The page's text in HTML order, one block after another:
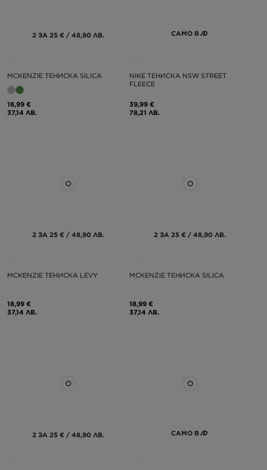
2 ЗА 25 € / 48,90 ЛВ.
MCKENZIE ТЕНИСКА SILICA
18,99 €
37,14 ЛВ.
САМО В
NIKE ТЕНИСКА NSW STREET
FLEECE
39,99 €
78,21 ЛВ.
2 ЗА 25 € / 48,90 ЛВ.
MCKENZIE ТЕНИСКА LEVY
18,99 €
37,14 ЛВ.
2 ЗА 25 € / 48,90 ЛВ.
MCKENZIE ТЕНИСКА SILICA
18,99 €
37,14 ЛВ.
2 ЗА 25 € / 48,90 ЛВ. САМО В